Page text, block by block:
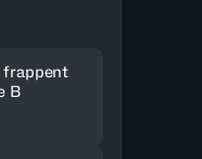
frappent
B